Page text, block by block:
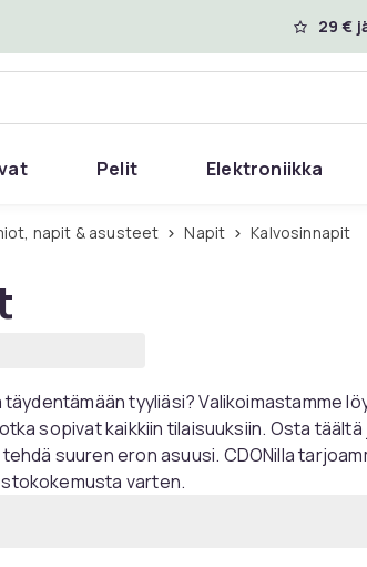
29 €
Pelit Elektroniikka
napit & asusteet Napit Kalvosinnapit
tyyliäsi? Valikoimastamme
sopivat kaikkiin tilaisuuksiin. Osta täältä
suuren eron asuusi. CDONilla
varten.